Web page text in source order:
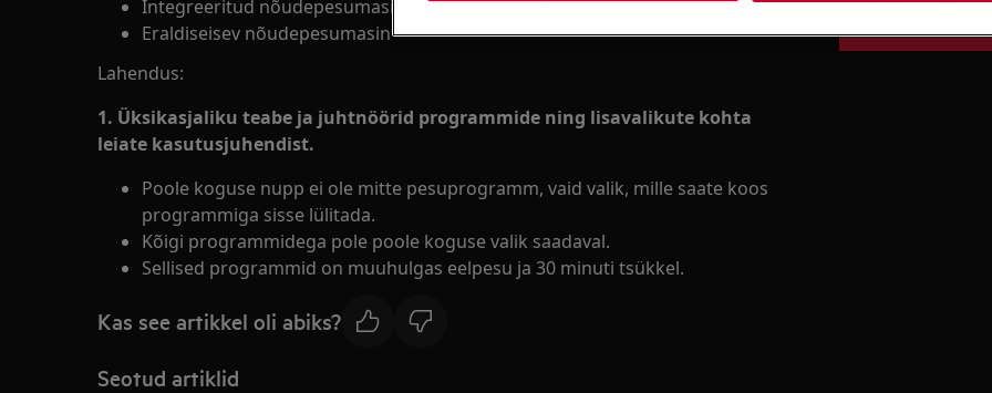
Integreeritud nõudepesumasin
Eraldiseisev nõudepesumasin
Lahendus:
1. Üksikasjaliku teabe ja juhtnöörid programmide ning lisavalikute kohta
leiate kasutusjuhendist.
Poole koguse nupp ei ole mitte pesuprogramm, vaid valik, mille saate koos
programmiga sisse lülitada.
Kõigi programmidega pole poole koguse valik saadaval.
Sellised programmid on muuhulgas eelpesu ja 30 minuti tsükkel.
Kas see artikkel oli abiks?
Seotud artiklid